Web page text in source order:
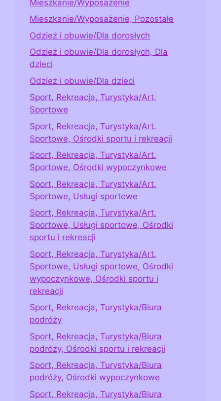
Mieszkanie/Wyposażenie
Mieszkanie/Wyposażenie, Pozostałe
Odzież i obuwie/Dla dorosłych
Odzież i obuwie/Dla dorosłych, Dla
dzieci
Odzież i obuwie/Dla dzieci
Sport, Rekreacja, Turystyka/Art.
Sportowe
Sport, Rekreacja, Turystyka/Art.
Sportowe, Ośrodki sportu i rekreacji
Sport, Rekreacja, Turystyka/Art.
Sportowe, Ośrodki wypoczynkowe
Sport, Rekreacja, Turystyka/Art.
Sportowe, Usługi sportowe
Sport, Rekreacja, Turystyka/Art.
Sportowe, Usługi sportowe, Ośrodki
sportu i rekreacji
Sport, Rekreacja, Turystyka/Art.
Sportowe, Usługi sportowe, Ośrodki
wypoczynkowe, Ośrodki sportu i
rekreacji
Sport, Rekreacja, Turystyka/Biura
podróży
Sport, Rekreacja, Turystyka/Biura
podróży, Ośrodki sportu i rekreacji
Sport, Rekreacja, Turystyka/Biura
podróży, Ośrodki wypoczynkowe
Sport, Rekreacja, Turystyka/Biura